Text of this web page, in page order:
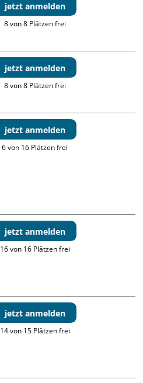
jetzt anmelden
8 von 8 Plätzen frei
jetzt anmelden
8 von 8 Plätzen frei
jetzt anmelden
6 von 16 Plätzen frei
jetzt anmelden
16 von 16 Plätzen frei
jetzt anmelden
14 von 15 Plätzen frei